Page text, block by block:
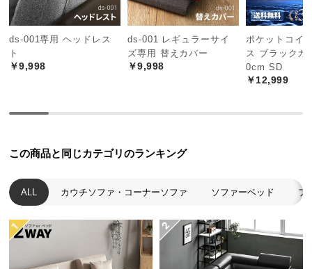
配
送
に
い
商
配
に
い
ds-001専用 ヘッドレス
ト
￥9,998
ds-001 レギュラーサイ
ズ専用 替えカバー
￥9,998
ポケットコイ
ス ブラックカ
0cm SD
￥12,999
この商品と同じカテゴリのランキング
ALL カウチソファ・コーナーソファ ソファーベッド フ